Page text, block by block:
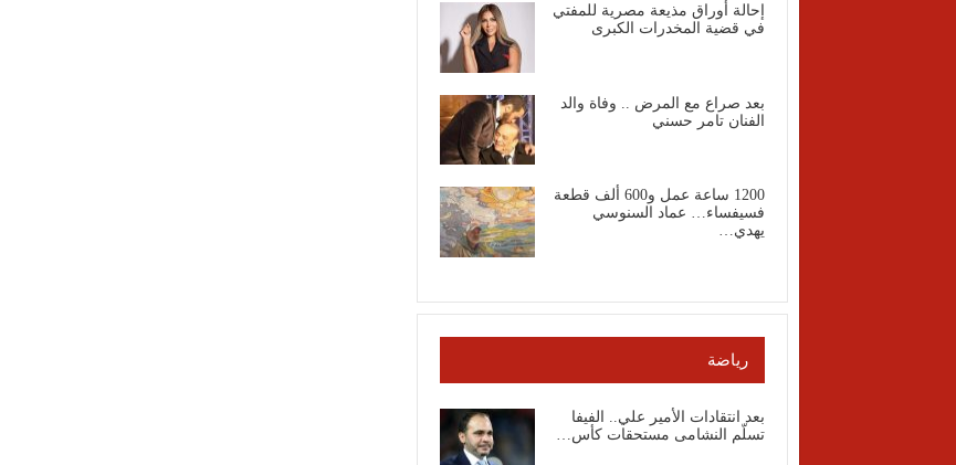
إحالة أوراق مذيعة مصرية للمفتي
في قضية المخدرات الكبرى
بعد صراع مع المرض .. وفاة والد
الفنان تامر حسني
1200 ساعة عمل و600 ألف قطعة
فسيفساء… عماد السنوسي
يهدي…
رياضة
بعد انتقادات الأمير علي.. الفيفا
تسلّم النشامى مستحقات كأس…